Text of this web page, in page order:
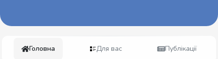
Головна Для вас Публікації